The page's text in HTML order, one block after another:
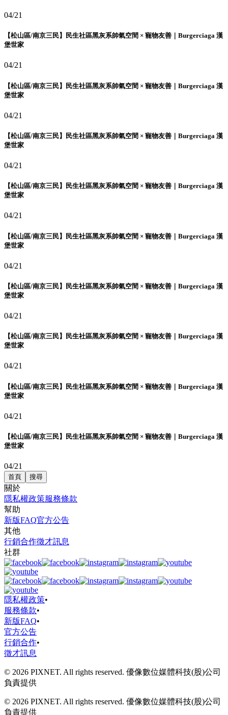
04/21
【松山區/南京三民】民生社區黑灰系帥氣空間 × 寵物友善｜Burgerciaga 漢
堡世家
04/21
【松山區/南京三民】民生社區黑灰系帥氣空間 × 寵物友善｜Burgerciaga 漢
堡世家
04/21
【松山區/南京三民】民生社區黑灰系帥氣空間 × 寵物友善｜Burgerciaga 漢
堡世家
04/21
【松山區/南京三民】民生社區黑灰系帥氣空間 × 寵物友善｜Burgerciaga 漢
堡世家
04/21
【松山區/南京三民】民生社區黑灰系帥氣空間 × 寵物友善｜Burgerciaga 漢
堡世家
04/21
【松山區/南京三民】民生社區黑灰系帥氣空間 × 寵物友善｜Burgerciaga 漢
堡世家
04/21
【松山區/南京三民】民生社區黑灰系帥氣空間 × 寵物友善｜Burgerciaga 漢
堡世家
04/21
【松山區/南京三民】民生社區黑灰系帥氣空間 × 寵物友善｜Burgerciaga 漢
堡世家
04/21
【松山區/南京三民】民生社區黑灰系帥氣空間 × 寵物友善｜Burgerciaga 漢
堡世家
04/21
首頁 搜尋
關於
隱私權政策服務條款
幫助
新版FAQ官方公告
其他
行銷合作徵才訊息
社群
隱私權政策•
服務條款•
新版FAQ•
官方公告
行銷合作•
徵才訊息
© 2026 PIXNET. All rights reserved. 優像數位媒體科技(股)公司
負責提供
© 2026 PIXNET. All rights reserved. 優像數位媒體科技(股)公司
負責提供